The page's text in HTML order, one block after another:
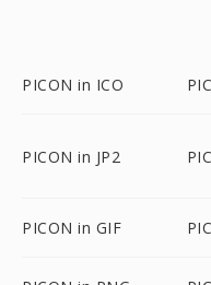
PICON in ICO
PICON in JP2
PICON in GIF